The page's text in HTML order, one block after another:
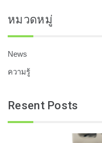
หมวดหมู่
News
ความรู้
Resent Posts